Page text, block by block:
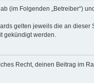
(im Folgenden „Betreiber“)
gelten jeweils die an
gekündigt werden.
Recht, deinen Beitrag im